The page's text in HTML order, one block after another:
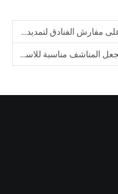
لتمديد عمرها الافتراضي والحفاظ على نضارتها
للاستخدام في الفنادق ذات الحركة المرورية العالية؟